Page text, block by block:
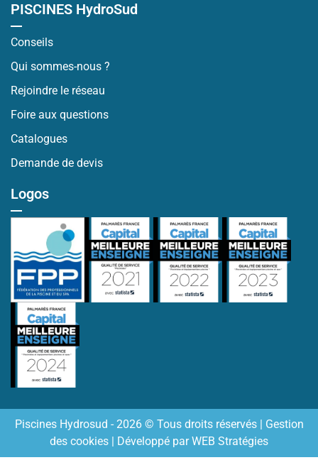
PISCINES HydroSud
Conseils
Qui sommes-nous ?
Rejoindre le réseau
Foire aux questions
Catalogues
Demande de devis
Logos
Piscines Hydrosud - 2026 © Tous droits réservés | Gestion
des cookies | Développé parWEB Stratégies